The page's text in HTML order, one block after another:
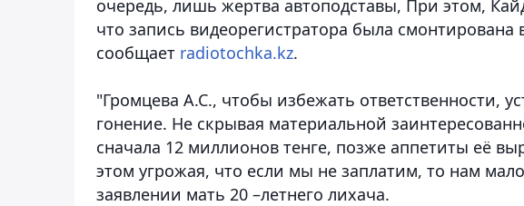
очередь, лишь жертва автоподставы, При этом,
что запись видеорегистратора была смонтирована
сообщает radiotochka.kz.
"Громцева А.С., чтобы избежать ответственности,
гонение. Не скрывая материальной
сначала 12 миллионов тенге, позже аппетиты её
этом угрожая, что если мы не заплатим, то нам
заявлении мать 20 –летнего лихача.